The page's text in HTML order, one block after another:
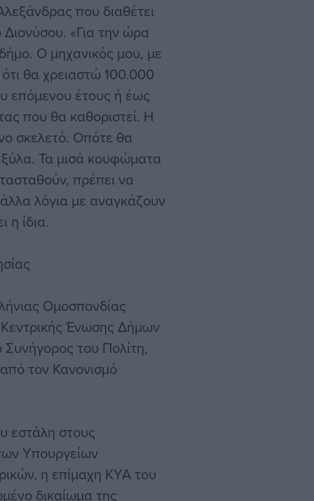
που διαθέτει
«Για την ώρα
Ο μηχανικός μου, με
θα χρειαστώ 100.000
επόμενου έτους ή έως
που θα καθοριστεί. Η
σκελετό. Οπότε θα
Τα μισά κουφώματα
πρέπει να
λόγια με αναγκάζουν
η ίδια.
Ομοσπονδίας
Ένωσης Δήμων
του Πολίτη,
τον Κανονισμό
εστάλη στους
Υπουργείων
η επίμαχη ΚΥΑ του
δικαίωμα της